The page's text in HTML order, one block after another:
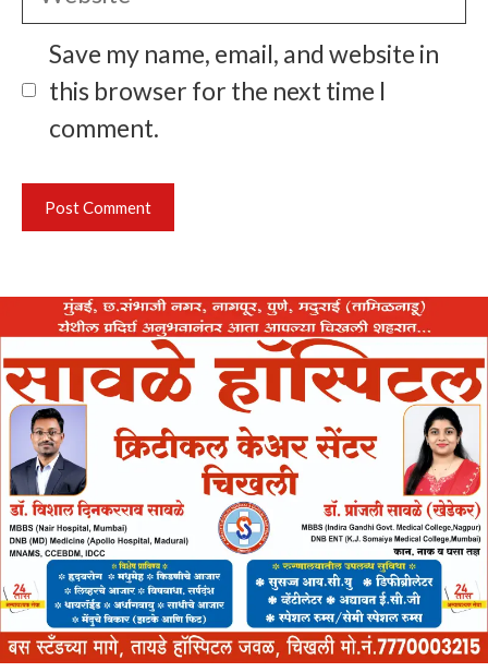
Save my name, email, and website in
this browser for the next time I
comment.